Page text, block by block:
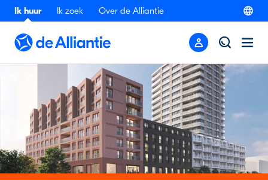
Ik huur Ik zoek Over de Alliantie